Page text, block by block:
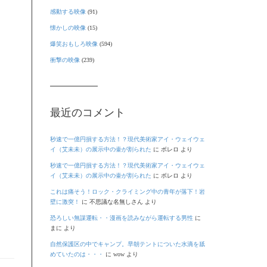
感動する映像 (91)
懐かしの映像 (15)
爆笑おもしろ映像 (594)
衝撃の映像 (239)
最近のコメント
秒速で一億円損する方法！？現代美術家アイ・ウェイウェ
イ（艾未未）の展示中の壷が割られた に ボレロ より
秒速で一億円損する方法！？現代美術家アイ・ウェイウェ
イ（艾未未）の展示中の壷が割られた に ボレロ より
これは痛そう！ロック・クライミング中の青年が落下！岩
壁に激突！
に 不思議な名無しさん より
恐ろしい無謀運転・・漫画を読みながら運転する男性に
まに より
自然保護区の中でキャンプ。早朝テントについた水滴を舐
めていたのは・・・
に wowより